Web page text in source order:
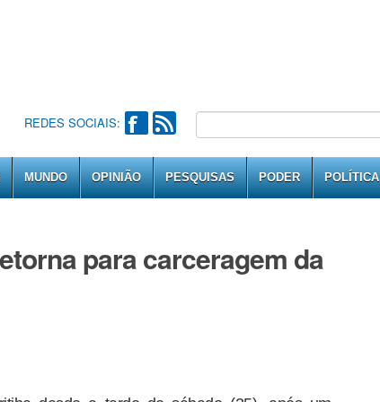
REDES SOCIAIS:
MUNDO OPINIÃO PESQUISAS PODER POLÍTICA
para carceragem da